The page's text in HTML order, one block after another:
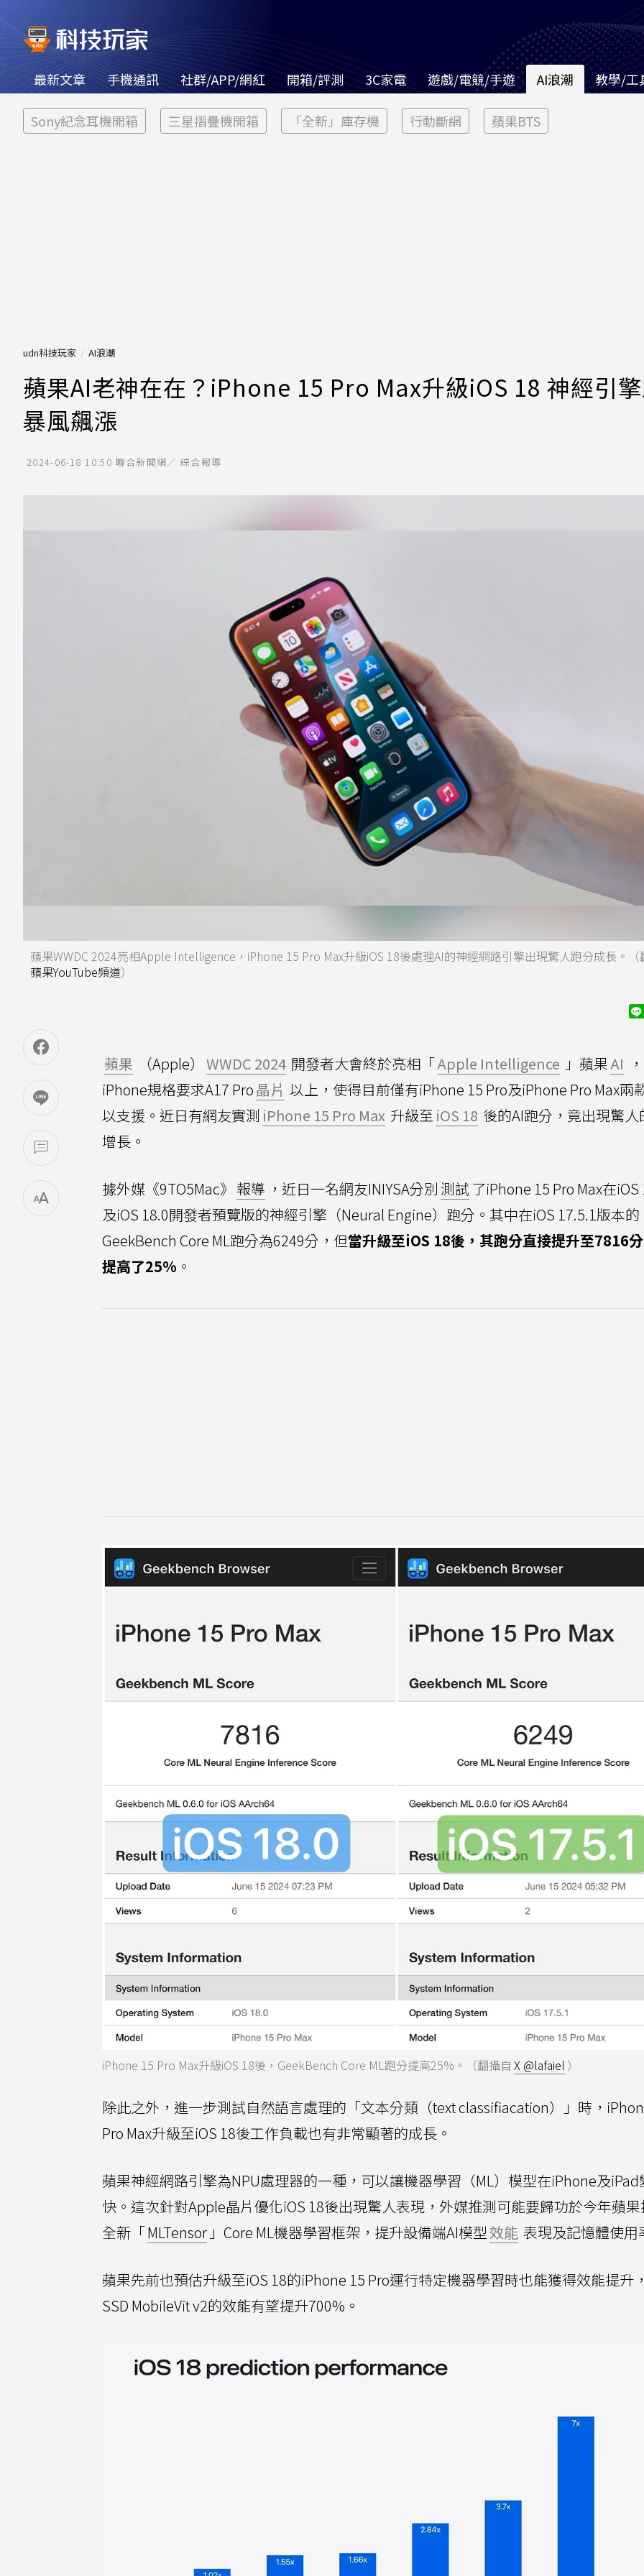
最新文章 手機通訊 社群/APP/網紅 開箱/評測 3C家電 遊戲/電競/手遊 AI浪潮 教學/工
Sony紀念耳機開箱 三星摺疊機開箱 「全新」庫存機 行動斷網 蘋果BTS
udn科技玩家 AI浪潮
蘋果AI老神在在？iPhone 15 Pro Max升級iOS 18 神經引
暴風飆漲
2024-06-18 10:50 聯合新聞網／ 綜合報導
蘋果WWDC 2024亮相Apple Intelligence，iPhone 15 Pro Max升級iOS 18後處理AI的神經網路引擎出現驚人跑分成長。（
蘋果YouTube頻道）
蘋果 （Apple） WWDC 2024 開發者大會終於亮相「Apple Intelligence 」蘋果AI
iPhone規格要求A17 Pro晶片 以上，使得目前僅有iPhone 15 Pro及iPhone Pro Max兩
以支援。近日有網友實測 iPhone 15 Pro Max 升級至 iOS 18 後的AI跑分，竟出現驚人
增長。
據外媒《9TO5Mac》 報導 ，近日一名網友INIYSA分別 測試 了iPhone 15 Pro Max在iOS
及iOS 18.0開發者預覽版的神經引擎（Neural Engine）跑分。其中在iOS 17.5.1版本的
GeekBench Core ML跑分為6249分，但當升級至iOS 18後，其跑分直接提升至7816
提高了25% 。
iPhone 15 Pro Max升級iOS 18後，GeekBench Core ML跑分提高25%。（翻攝自 X @lafaiel ）
除此之外，進一步測試自然語言處理的「文本分類（text classifiacation）」時，
Pro Max升級至iOS 18後工作負載也有非常顯著的成長。
蘋果神經網路引擎為NPU處理器的一種，可以讓機器學習（ML）模型在iPhone及iPad
快。這次針對Apple晶片優化iOS 18後出現驚人表現，外媒推測可能要歸功於今年蘋
全新「MLTensor 」Core ML機器學習框架，提升設備端AI模型 效能 表現及記憶體使用
蘋果先前也預估升級至iOS 18的iPhone 15 Pro運行特定機器學習時也能獲得效能提升
SSD MobileVit v2的效能有望提升700%。